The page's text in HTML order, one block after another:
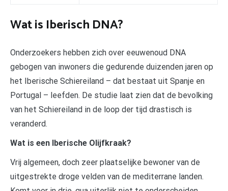
Wat is Iberisch DNA?
Onderzoekers hebben zich over eeuwenoud DNA
gebogen van inwoners die gedurende duizenden jaren op
het Iberische Schiereiland – dat bestaat uit Spanje en
Portugal – leefden. De studie laat zien dat de bevolking
van het Schiereiland in de loop der tijd drastisch is
veranderd.
Wat is een Iberische Olijfkraak?
Vrij algemeen, doch zeer plaatselijke bewoner van de
uitgestrekte droge velden van de mediterrane landen.